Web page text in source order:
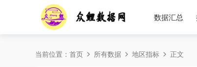
数据汇总
当前位置： 首页 所有数据 地区指标 正文